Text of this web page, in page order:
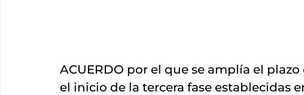
ACUERDO por el que se amplía el
el inicio de la tercera fase establecidas